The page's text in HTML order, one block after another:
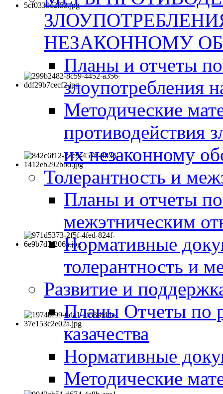
НЕЗАКОННОМУ
Планы и отчеты
злоупотребления
Методические
противодействия
их незаконному
Толерантность и
Планы и отчеты
межэтническим
Нормативные
толерантность и
Развитие и
Планы Отчеты по
казачества
Нормативные
Методические